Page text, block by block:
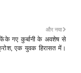
और नया
फेंके गए कुर्बानी के अवशेष से
एक युवक हिरासत में।